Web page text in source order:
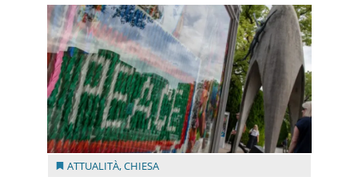
ATTUALITÀ,CHIESA